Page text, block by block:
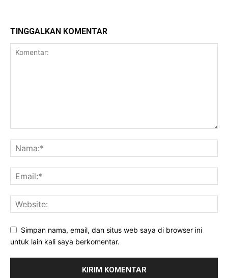
TINGGALKAN KOMENTAR
Simpan nama, email, dan situs web saya di browser ini
untuk lain kali saya berkomentar.